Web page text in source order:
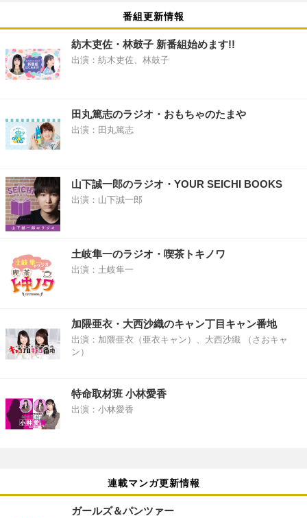
番組更新情報
紡木吏佐・林鼓子 新番組始めます!!
出演：紡木吏佐、林鼓子
田丸篤志のラジオ・おもちゃのたまや
出演：田丸篤志
山下誠一郎のラジオ・YOUR SEICHI BOOKS
出演：山下誠一郎
土岐隼一のラジオ・喫茶トキノワ
出演：土岐隼一
加隈亜衣・大西沙織のキャン丁目キャン番地
出演：加隈亜衣（亜衣キャン）、大西沙織 （さおキャ
ン）
特命取材班 小林愛香
出演：小林愛香
連載マンガ更新情報
ガールズ＆パンツァー